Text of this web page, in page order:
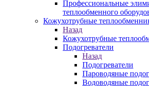
Профессиональные
теплообменного
Кожухотрубные
Назад
Кожухотрубные
Подогреватели
Назад
Подогреватели
Пароводяные
Водоводяные